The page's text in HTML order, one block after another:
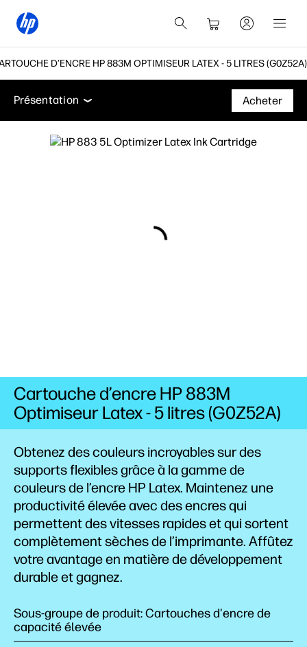
D’ENCRE HP 883M OPTIMISEUR LATEX - 5 LITRES (G0Z52A)
Présentation
Assistance
Présentation
Présentation
Acheter
Obtenez des couleurs incroyables sur des
supports flexibles grâce à la gamme de
couleurs de l’encre HP Latex. Maintenez une
productivité élevée avec des encres qui
permettent des vitesses rapides et qui sortent
complètement sèches de l’imprimante. Affûtez
votre avantage en matière de développement
durable et gagnez.
Sous-groupe de produit: Cartouches d'encre de
capacité élevée
Cartouche d’encre HP 883M
Optimiseur Latex - 5 litres (G0Z52A)